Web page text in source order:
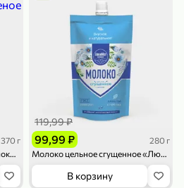
370 г
Молоко сгущенное 8.5% «Волоконовское» вареное с сахаром, 370 г
99,99 ₽
119,99 ₽
280 г
Молоко цельное сгущенное «Любимое» с сахаром, 280 г
В корзину